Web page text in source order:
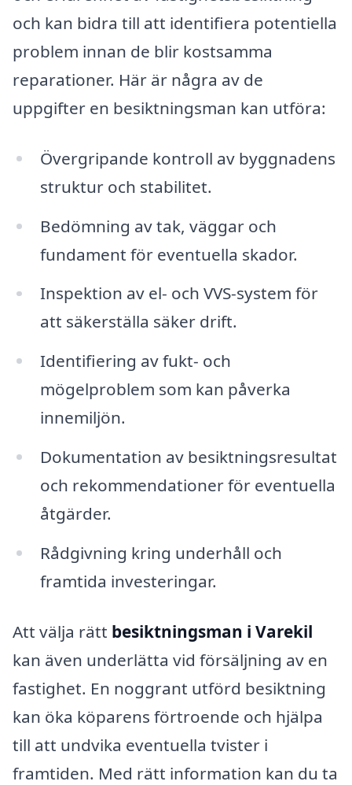
och kan bidra till att identifiera potentiella
problem innan de blir kostsamma
reparationer. Här är några av de
uppgifter en besiktningsman kan utföra:
Övergripande kontroll av byggnadens
struktur och stabilitet.
Bedömning av tak, väggar och
fundament för eventuella skador.
Inspektion av el- och VVS-system för
att säkerställa säker drift.
Identifiering av fukt- och
mögelproblem som kan påverka
innemiljön.
Dokumentation av besiktningsresultat
och rekommendationer för eventuella
åtgärder.
Rådgivning kring underhåll och
framtida investeringar.
Att välja rätt besiktningsman i Varekil
kan även underlätta vid försäljning av en
fastighet. En noggrant utförd besiktning
kan öka köparens förtroende och hjälpa
till att undvika eventuella tvister i
framtiden. Med rätt information kan du ta